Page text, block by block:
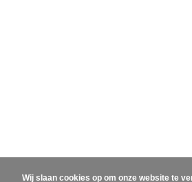
Wij slaan cookies op om onze website te